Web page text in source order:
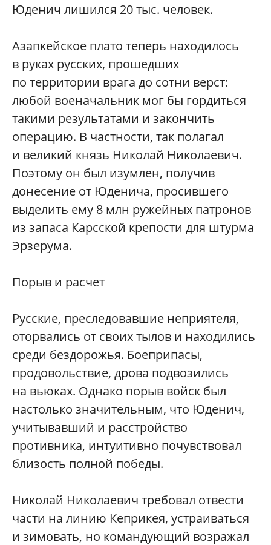
Юденич лишился 20 тыс. человек.
Азапкейское плато теперь находилось
в руках русских, прошедших
по территории врага до сотни верст:
любой военачальник мог бы гордиться
такими результатами и закончить
операцию. В частности, так полагал
и великий князь Николай Николаевич.
Поэтому он был изумлен, получив
донесение от Юденича, просившего
выделить ему 8 млн ружейных патронов
из запаса Карсской крепости для штурма
Эрзерума.
Порыв и расчет
Русские, преследовавшие неприятеля,
оторвались от своих тылов и находились
среди бездорожья. Боеприпасы,
продовольствие, дрова подвозились
на вьюках. Однако порыв войск был
настолько значительным, что Юденич,
учитывавший и расстройство
противника, интуитивно почувствовал
близость полной победы.
Николай Николаевич требовал отвести
части на линию Кеприкея, устраиваться
и зимовать, но командующий возражал